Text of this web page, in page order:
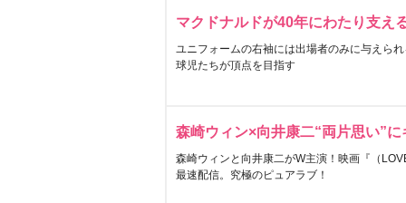
マクドナルドが40年にわたり支え
ユニフォームの右袖には出場者のみに与えら
球児たちが頂点を目指す
森崎ウィン×向井康二“両片思い”
森崎ウィンと向井康二がW主演！映画『（
最速配信。究極のピュアラブ！